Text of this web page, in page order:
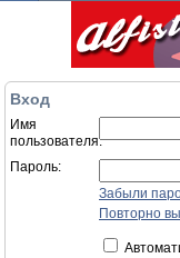
Вход
Имя
пользователя:
Пароль:
Забыли
Повторно